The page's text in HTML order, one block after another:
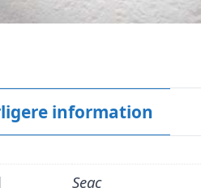
information
Seac